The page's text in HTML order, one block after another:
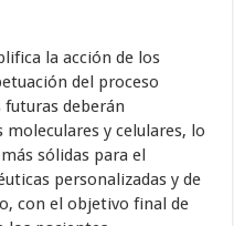
la acción de los
del proceso
deberán
y celulares, lo
sólidas para el
personalizadas y de
con el objetivo final de